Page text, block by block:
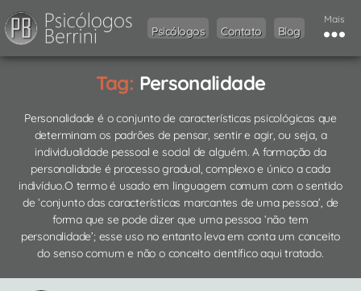
Psicólogos Contato Blog
Mais
Tag: Personalidade
Personalidade é o conjunto de características psicológicas que
determinam os padrões de pensar, sentir e agir, ou seja, a
individualidade pessoal e social de alguém. A formação da
personalidade é processo gradual, complexo e único a cada
indivíduo.O termo é usado em linguagem comum com o sentido
de ‘conjunto das características marcantes de uma pessoa’, de
forma que se pode dizer que uma pessoa ‘não tem
personalidade’; esse uso no entanto leva em conta um conceito
do senso comum e não o conceito científico aqui tratado.